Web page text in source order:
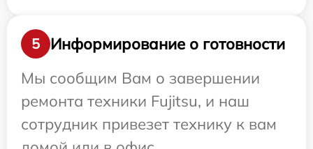
5
Информирование о готовности
Мы сообщим Вам о завершении
ремонта техники Fujitsu, и наш
сотрудник привезет технику к вам